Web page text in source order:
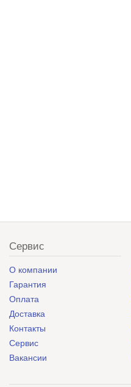
Сервис
О компании
Гарантия
Оплата
Доставка
Контакты
Сервис
Вакансии